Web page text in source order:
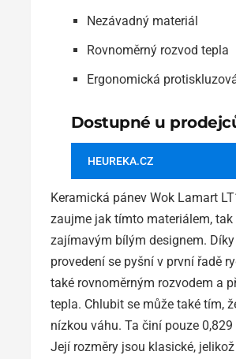
Nezávadný materiál
Rovnoměrný rozvod tepla
Ergonomická
Dostupné u
HEUREKA.CZ
Keramická pánev Wok Lamart
zaujme jak tímto materiálem, tak
zajímavým bílým designem.
provedení se pyšní v první řadě
také rovnoměrným rozvodem a
tepla. Chlubit se může také tím,
nízkou váhu. Ta činí pouze
Její rozměry jsou klasické,